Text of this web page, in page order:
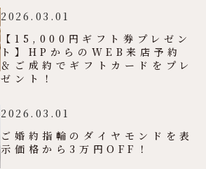
2026.03.01
【15,000円ギフト券プレゼン
ト】HPからのWEB来店予約
＆ご成約でギフトカードをプレ
ゼント！
2026.03.01
ご婚約指輪のダイヤモンドを表
示価格から3万円OFF！